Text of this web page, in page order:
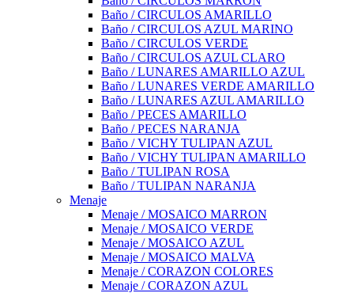
Baño / CIRCULOS AMARILLO
Baño / CIRCULOS AZUL MARINO
Baño / CIRCULOS VERDE
Baño / CIRCULOS AZUL CLARO
Baño / LUNARES AMARILLO AZUL
Baño / LUNARES VERDE AMARILLO
Baño / LUNARES AZUL AMARILLO
Baño / PECES AMARILLO
Baño / PECES NARANJA
Baño / VICHY TULIPAN AZUL
Baño / VICHY TULIPAN AMARILLO
Baño / TULIPAN ROSA
Baño / TULIPAN NARANJA
Menaje
Menaje / MOSAICO MARRON
Menaje / MOSAICO VERDE
Menaje / MOSAICO AZUL
Menaje / MOSAICO MALVA
Menaje / CORAZON COLORES
Menaje / CORAZON AZUL